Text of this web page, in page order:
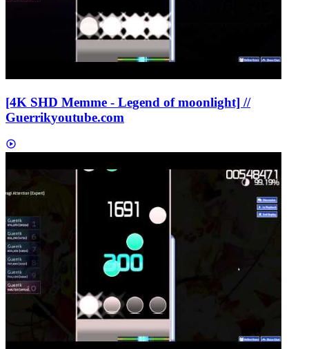
[4K SHD Memme - Legend of moonlight] //
Guerrikyoutube.com